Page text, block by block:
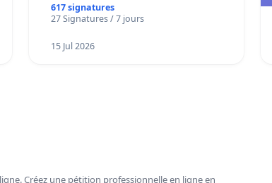
617 signatures
27 Signatures / 7 jours
15 Jul 2026
Créez une pétition professionnelle en ligne en